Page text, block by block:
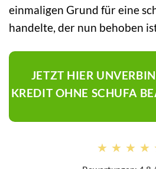
einmaligen Grund für eine
handelte, der nun behoben
JETZT HIER
KREDIT OHNE SCHUFA